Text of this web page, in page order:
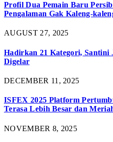
Profil Dua Pemain Baru
Pengalaman Gak Kaleng-
AUGUST 27, 2025
Hadirkan 21 Kategori, Santini
Digelar
DECEMBER 11, 2025
ISFEX 2025 Platform
Terasa Lebih Besar dan
NOVEMBER 8, 2025